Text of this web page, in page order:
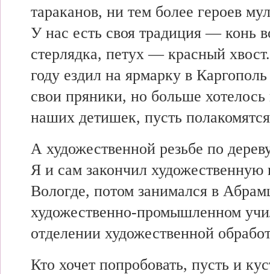
тараканов, ни тем более героев
У нас есть своя традиция — конь
стерлядка, петух — красный
году ездил на ярмарку в
свои пряники, но больше хотелось
наших детишек, пусть
А художественной резьбе по
Я и сам закончил художественную
Вологде, потом занимался в
художественно-промышленном
отделении художественной
Кто хочет попробовать, пусть и